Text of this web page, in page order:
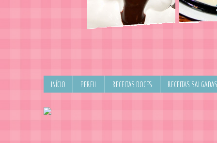
INÍCIO PERFIL RECEITAS DOCES RECEITAS SALGADAS